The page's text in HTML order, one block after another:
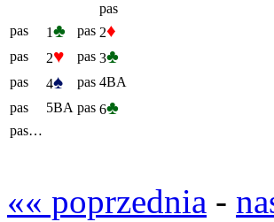
pas
pas
1♣ pas 2♦
pas 2♥ pas 3♣
pas 4♠ pas 4BA
pas
5BA pas 6♣
pas…
«« poprzednia -